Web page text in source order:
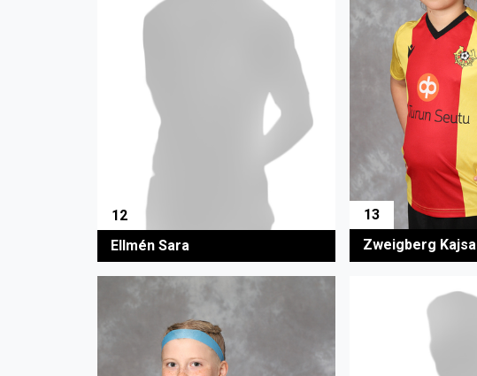
12
Ellmén Sara
13
Zweigberg Kajsa